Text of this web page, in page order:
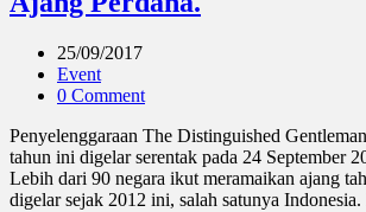
25/09/2017
Event
0 Comment
Penyelenggaraan The Distinguished
tahun ini digelar serentak pada 24 September
Lebih dari 90 negara ikut meramaikan ajang
digelar sejak 2012 ini, salah satunya